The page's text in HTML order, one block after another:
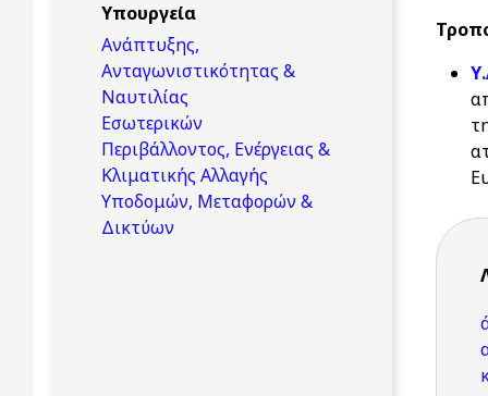
Υπουργεία
Ανάπτυξης,
Ανταγωνιστικότητας &
Ναυτιλίας
Εσωτερικών
Περιβάλλοντος, Ενέργειας &
Κλιματικής Αλλαγής
Υποδομών, Μεταφορών &
Δικτύων